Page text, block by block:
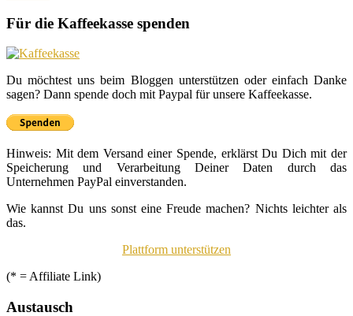
Für die Kaffeekasse spenden
Du möchtest uns beim Bloggen unterstützen oder einfach Danke
sagen? Dann spende doch mit Paypal für unsere Kaffeekasse.
Hinweis: Mit dem Versand einer Spende, erklärst Du Dich mit der
Speicherung und Verarbeitung Deiner Daten durch das
Unternehmen PayPal einverstanden.
Wie kannst Du uns sonst eine Freude machen? Nichts leichter als
das.
Plattform unterstützen
(* = Affiliate Link)
Austausch